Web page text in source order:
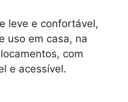
leve e confortável,
uso em casa, na
com
e acessível.